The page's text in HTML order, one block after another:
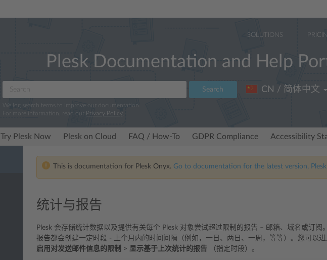
SOLUTIONS
Plesk Documentation and Help
Search
We log search terms to improve our documentation.
For more information, read our Privacy Policy.
CN / 简体中文
Try Plesk Now Plesk on Cloud FAQ / How-To GDPR Compliance Accessibility
This is documentation for Plesk Onyx. Go to documentation for the latest version,
统计与报告
Plesk 会存储统计数据以及提供有关每个 Plesk 对象尝试超过限制的报告 – 邮箱、域名或订阅
报告都会创建一定时段 - 上个月内的时间间隔（例如，一日、两日、一周，等等）。您可以进
启用对发送邮件信息的限制 > 显示基于上次统计的报告 （指定时段）。